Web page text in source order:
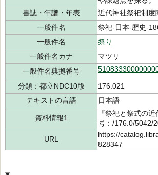
書誌・年譜・年表
近代神社祭祀制
一般件名
祭祀-日本-歴史-
一般件名
祭り
一般件名カナ
マツリ
一般件名典拠番号
分類：都立NDC10版
176.021
テキストの言語
日本語
資料情報1
『祭祀と祭式
号：/176.0/
URL
https://
828347